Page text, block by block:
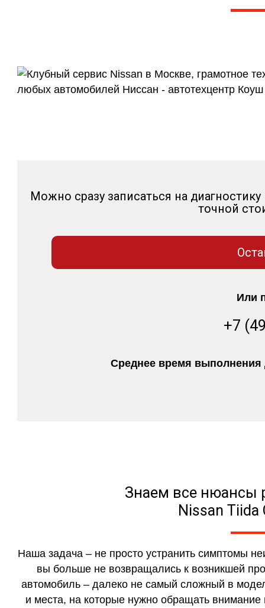
Можно сразу записаться на
точной
Или
+7
Среднее время выполнения
Знаем все нюансы
Nissan
Наша задача – не просто устранить симптомы
вы больше не возвращались к возникшей
автомобиль – далеко не самый сложный в
и места, на которые нужно обращать